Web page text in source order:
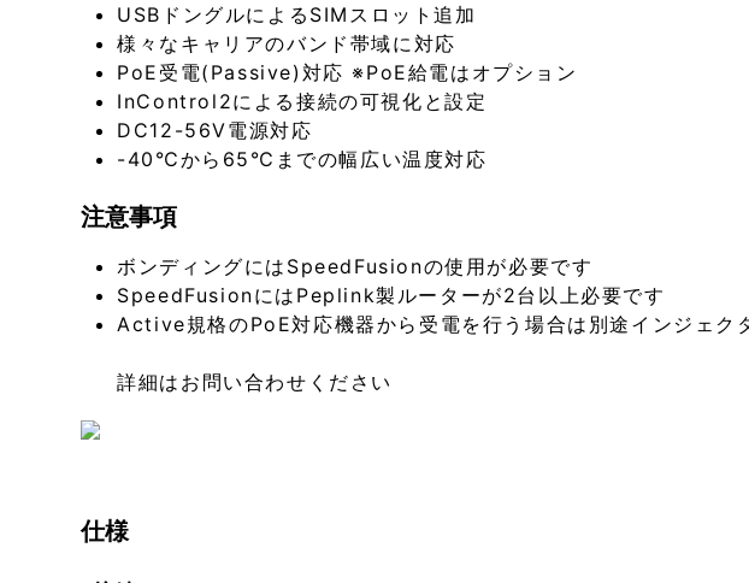
USBドングルによるSIMスロット追加
様々なキャリアのバンド帯域に対応
PoE受電(Passive)対応 ※PoE給電はオプション
InControl2による接続の可視化と設定
DC12-56V電源対応
-40℃から65℃までの幅広い温度対応
注意事項
ボンディングにはSpeedFusionの使用が必要です
SpeedFusionにはPeplink製ルーターが2台以上必要です
Active規格のPoE対応機器から受電を行う場合は別途インジェク
詳細はお問い合わせください
仕様